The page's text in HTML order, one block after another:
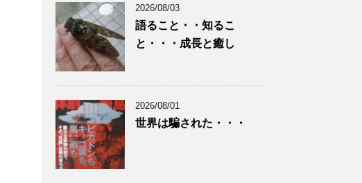
2026/08/03
語ること・・知るこ
と・・・成長と癒し
2026/08/01
世界は騙された・・・